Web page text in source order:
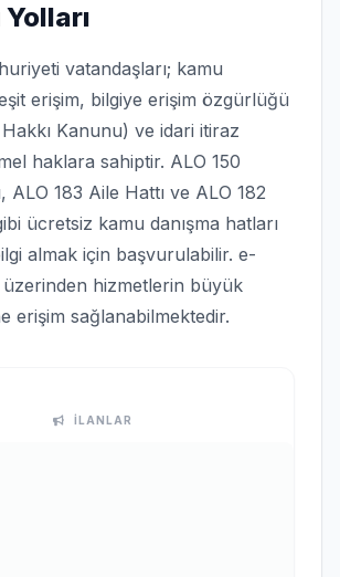
vatandaşları; kamu
erişim, bilgiye erişim özgürlüğü
Kanunu) ve idari itiraz
haklara sahiptir. ALO 150
ALO 183 Aile Hattı ve ALO 182
ücretsiz kamu danışma hatları
almak için başvurulabilir. e-
üzerinden hizmetlerin büyük
erişim sağlanabilmektedir.
İLANLAR